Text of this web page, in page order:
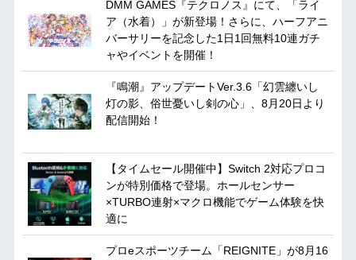
DMM GAMES『テクロノス』にて、「ライ
ア（水着）」が新登場！さらに、ハーフアニ
バーサリーを記念した1日1回無料10連ガチ
ャやイベントを開催！
『鳴潮』アップデートVer.3.6「幻雲纏いし
灯の影、俗世憂いし剣の心」、8月20日より
配信開始！
【タイムセール開催中】Switch 2対応プロコ
ンが特別価格で登場。ホールセンサー
×TURBO連射×マクロ機能でゲーム体験を快
適に
プロeスポーツチーム「REIGNITE」が8月16